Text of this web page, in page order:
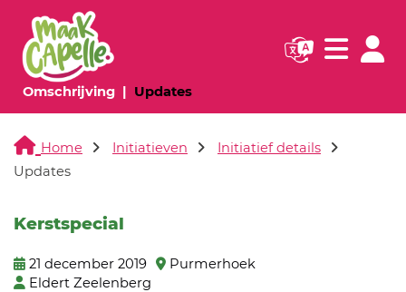
Omschrijving(huidige pagina)
Updates(huidige pagina)
Navigatie
Home Initiatieven
Initiatief details
Updates
Kerstspecial
21 december 2019
Purmerhoek
Eldert Zeelenberg